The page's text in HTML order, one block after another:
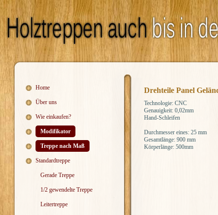
Home
Über uns
Wie einkaufen?
Modifikator
Treppe nach Maß
Standardtreppe
Gerade Treppe
1/2 gewendelte Treppe
Leitertreppe
Drehteile Panel
Technologie: CNC
Genauigkeit: 0,02mm
Hand-Schleifen
Durchmesser eines: 25 mm
Gesamtlänge: 900 mm
Körperlänge: 500mm